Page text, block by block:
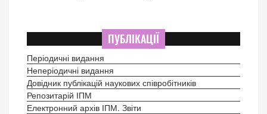
ПУБЛІКАЦІЇ
Періодичні видання
Неперіодичні видання
Довідник публікацій наукових співробітників
Репозитарій ІПМ
Електронний архів ІПМ. Звіти